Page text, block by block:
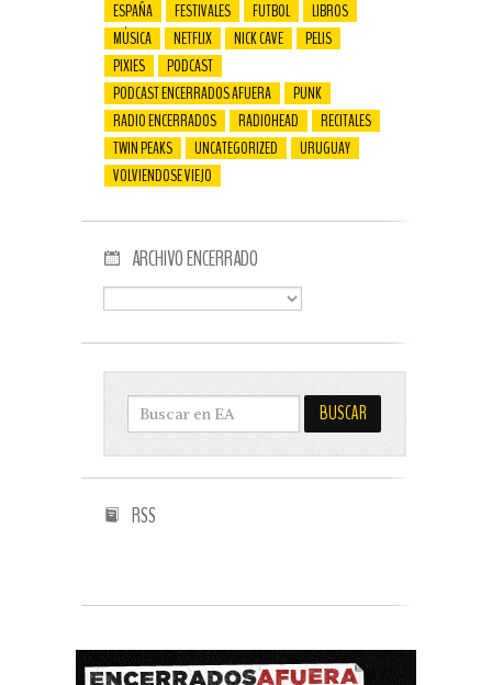
ESPAÑA
FESTIVALES FUTBOL
LIBROS
MÚSICA
NETFLIX NICK CAVE
PELIS
PIXIES
PODCAST
PODCAST ENCERRADOS AFUERA
PUNK
RADIO ENCERRADOS
RADIOHEAD
RECITALES
TWIN PEAKS
UNCATEGORIZED
URUGUAY
VOLVIENDOSE VIEJO
ARCHIVO ENCERRADO
RSS